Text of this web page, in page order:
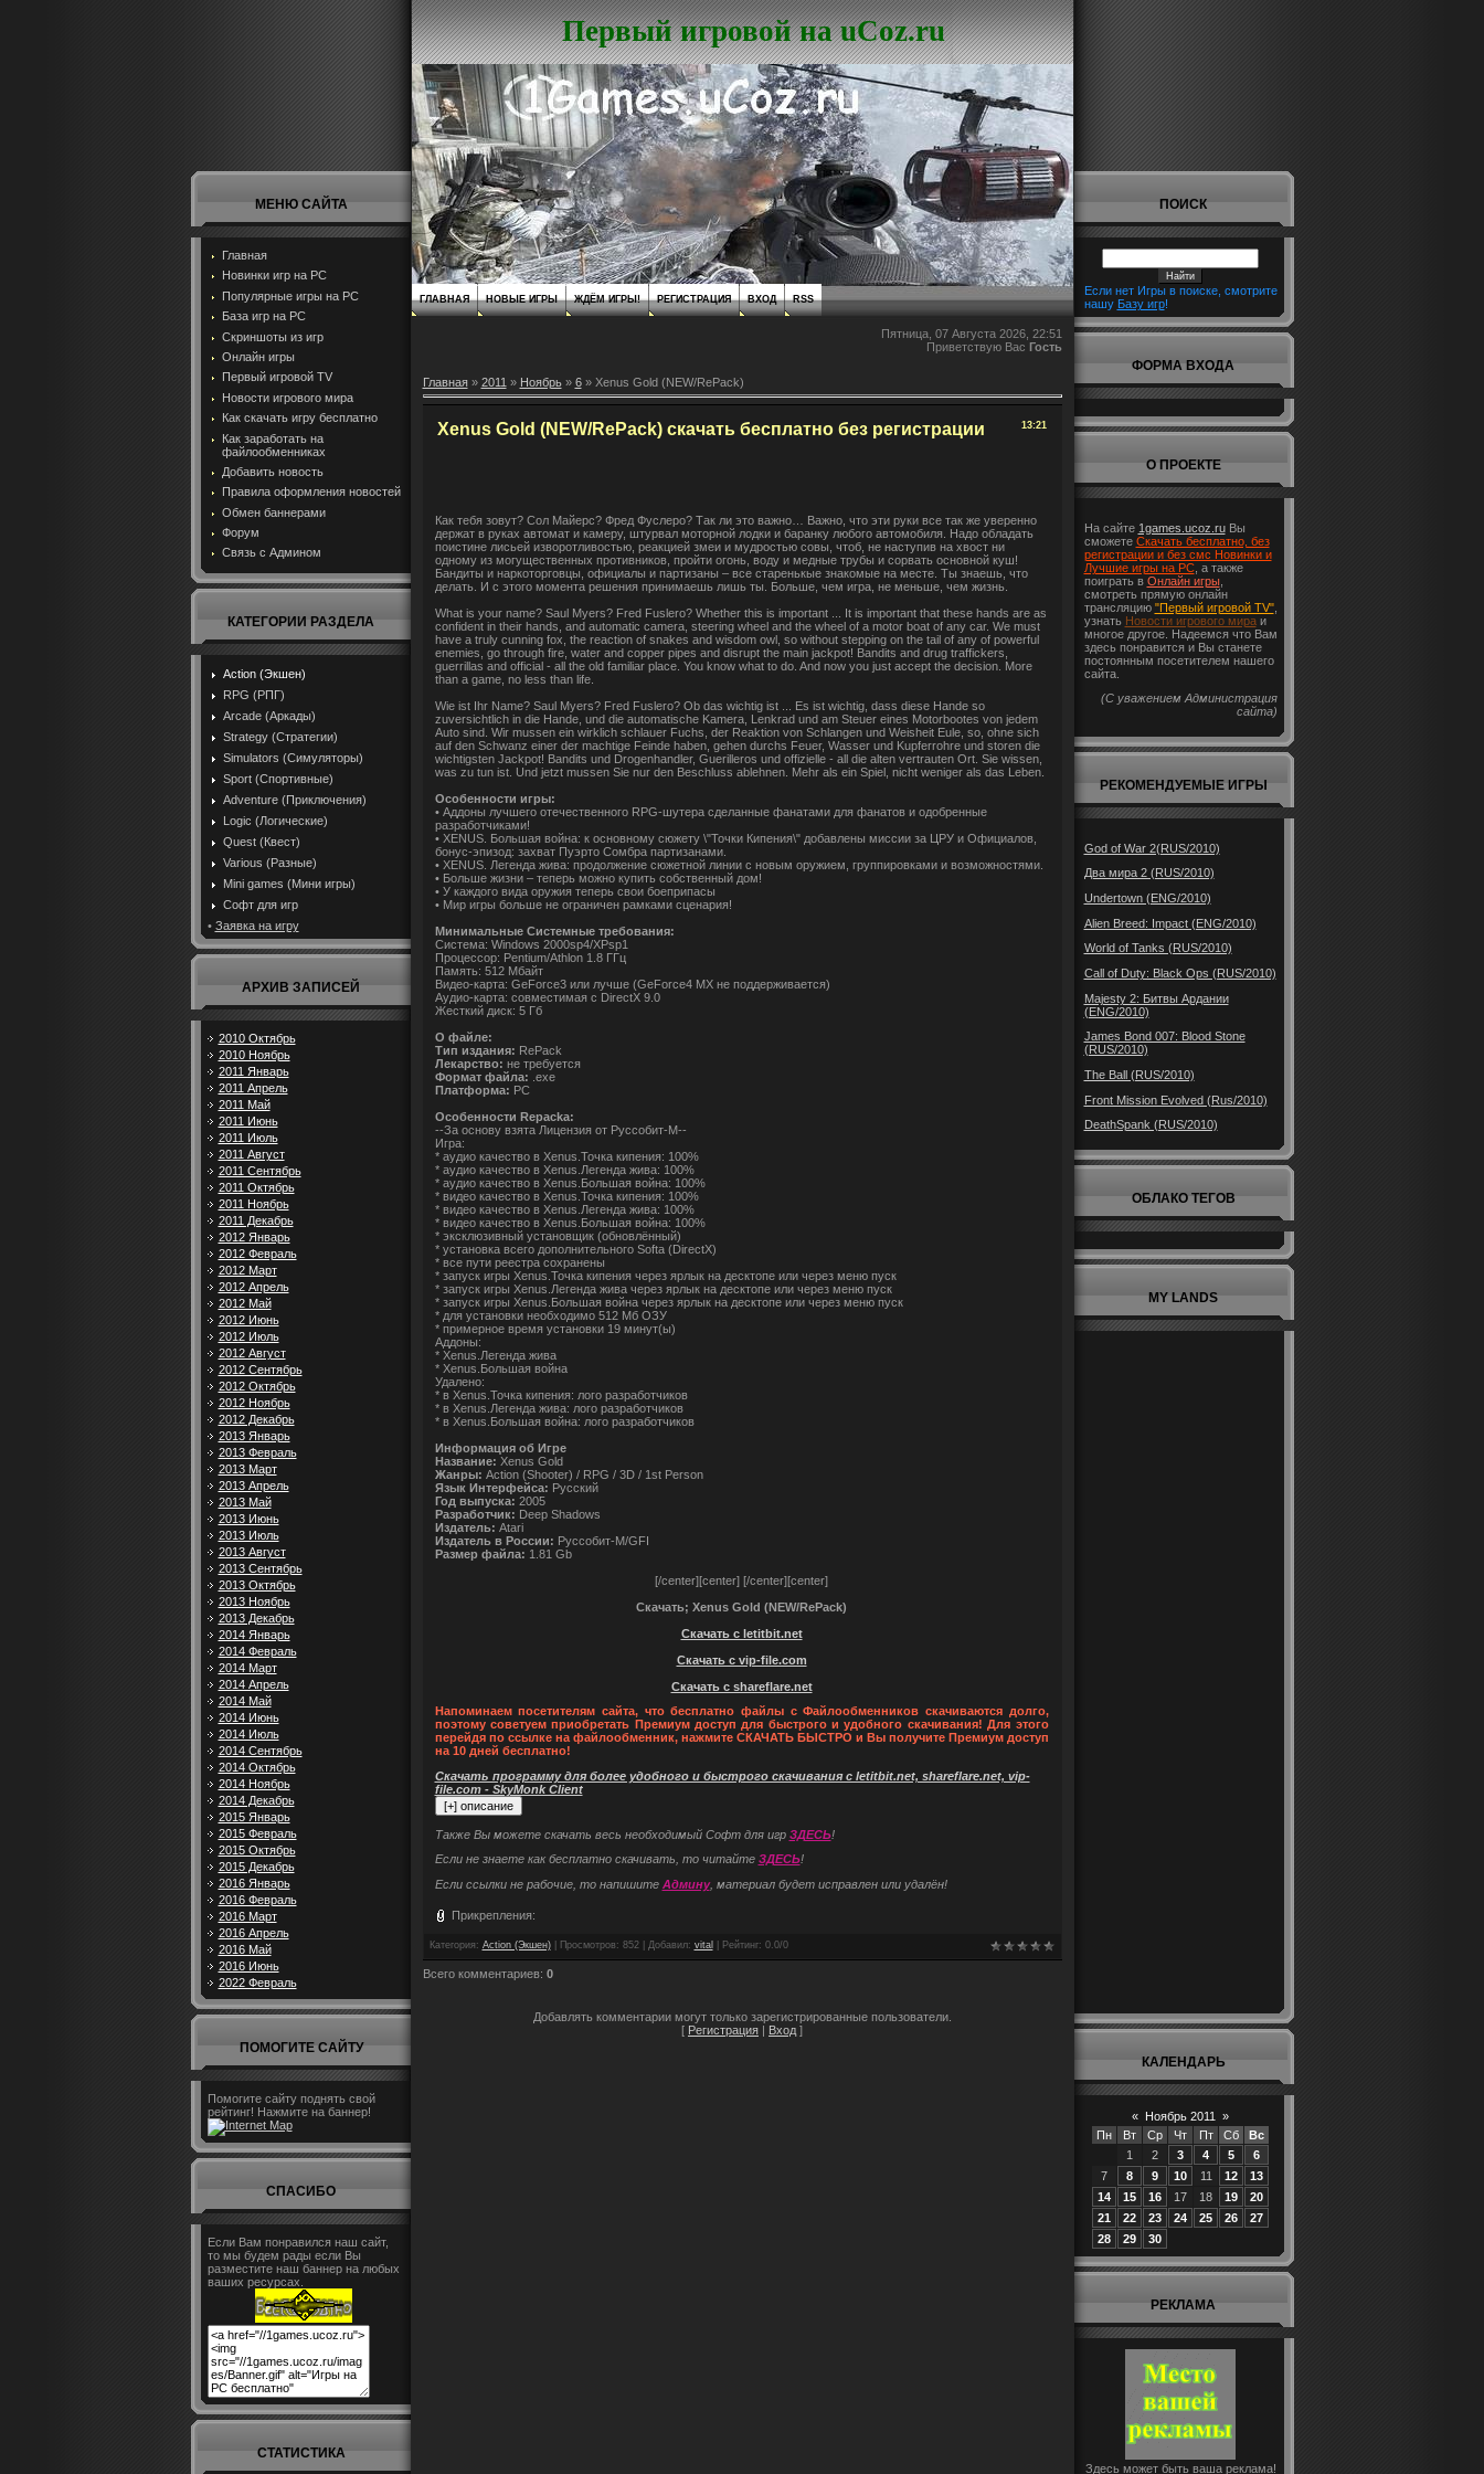
МЕНЮ САЙТА
Главная
Новинки игр на PC
Популярные игры на PC
База игр на РС
Скриншоты из игр
Онлайн игры
Первый игровой TV
Новости игрового мира
Как скачать игру бесплатно
Как заработать на
файлообменниках
Добавить новость
Правила оформления новостей
Обмен баннерами
Форум
Связь с Админом
КАТЕГОРИИ РАЗДЕЛА
Action (Экшен)
RPG (РПГ)
Arcade (Аркады)
Strategy (Стратегии)
Simulators (Симуляторы)
Sport (Спортивные)
Adventure (Приключения)
Logic (Логические)
Quest (Квест)
Various (Разные)
Mini games (Мини игры)
Софт для игр
• Заявка на игру
АРХИВ ЗАПИСЕЙ
2010 Октябрь
2010 Ноябрь
2011 Январь
2011 Апрель
2011 Май
2011 Июнь
2011 Июль
2011 Август
2011 Сентябрь
2011 Октябрь
2011 Ноябрь
2011 Декабрь
2012 Январь
2012 Февраль
2012 Март
2012 Апрель
2012 Май
2012 Июнь
2012 Июль
2012 Август
2012 Сентябрь
2012 Октябрь
2012 Ноябрь
2012 Декабрь
2013 Январь
2013 Февраль
2013 Март
2013 Апрель
2013 Май
2013 Июнь
2013 Июль
2013 Август
2013 Сентябрь
2013 Октябрь
2013 Ноябрь
2013 Декабрь
2014 Январь
2014 Февраль
2014 Март
2014 Апрель
2014 Май
2014 Июнь
2014 Июль
2014 Сентябрь
2014 Октябрь
2014 Ноябрь
2014 Декабрь
2015 Январь
2015 Февраль
2015 Октябрь
2015 Декабрь
2016 Январь
2016 Февраль
2016 Март
2016 Апрель
2016 Май
2016 Июнь
2022 Февраль
ПОМОГИТЕ САЙТУ
Помогите сайту поднять свой
рейтинг! Нажмите на баннер!
СПАСИБО
Если Вам понравился наш сайт,
то мы будем рады если Вы
разместите наш баннер на любых
ваших ресурсах.
СТАТИСТИКА
Первый игровой на uCoz.ru
ГЛАВНАЯ НОВЫЕ ИГРЫ ЖДЁМ ИГРЫ! РЕГИСТРАЦИЯ ВХОД RSS
Пятница, 07 Августа 2026, 22:51
Приветствую Вас Гость
Главная» 2011 » Ноябрь » 6» Xenus Gold (NEW/RePack)
13:21
Xenus Gold (NEW/RePack) скачать бесплатно без регистрации
Как тебя зовут? Сол Майерс? Фред Фуслеро? Так ли это важно… Важно, что эти руки все так же уверенно
держат в руках автомат и камеру, штурвал моторной лодки и баранку любого автомобиля. Надо обладать
поистине лисьей изворотливостью, реакцией змеи и мудростью совы, чтоб, не наступив на хвост ни
одному из могущественных противников, пройти огонь, воду и медные трубы и сорвать основной куш!
Бандиты и наркоторговцы, официалы и партизаны – все старенькые знакомые на месте. Ты знаешь, что
делать. И с этого момента решения принимаешь лишь ты. Больше, чем игра, не меньше, чем жизнь.
What is your name? Saul Myers? Fred Fuslero? Whether this is important ... It is important that these hands are as
confident in their hands, and automatic camera, steering wheel and the wheel of a motor boat of any car. We must
have a truly cunning fox, the reaction of snakes and wisdom owl, so without stepping on the tail of any of powerful
enemies, go through fire, water and copper pipes and disrupt the main jackpot! Bandits and drug traffickers,
guerrillas and official - all the old familiar place. You know what to do. And now you just accept the decision. More
than a game, no less than life.
Wie ist Ihr Name? Saul Myers? Fred Fuslero? Ob das wichtig ist ... Es ist wichtig, dass diese Hande so
zuversichtlich in die Hande, und die automatische Kamera, Lenkrad und am Steuer eines Motorbootes von jedem
Auto sind. Wir mussen ein wirklich schlauer Fuchs, der Reaktion von Schlangen und Weisheit Eule, so, ohne sich
auf den Schwanz einer der machtige Feinde haben, gehen durchs Feuer, Wasser und Kupferrohre und storen die
wichtigsten Jackpot! Bandits und Drogenhandler, Guerilleros und offizielle - all die alten vertrauten Ort. Sie wissen,
was zu tun ist. Und jetzt mussen Sie nur den Beschluss ablehnen. Mehr als ein Spiel, nicht weniger als das Leben.
Особенности игры:
• Аддоны лучшего отечественного RPG-шутера сделанные фанатами для фанатов и одобренные
разработчиками!
• XENUS. Большая война: к основному сюжету \"Точки Кипения\" добавлены миссии за ЦРУ и Официалов,
бонус-эпизод: захват Пуэрто Сомбра партизанами.
• XENUS. Легенда жива: продолжение сюжетной линии с новым оружием, группировками и возможностями.
• Больше жизни – теперь можно купить собственный дом!
• У каждого вида оружия теперь свои боеприпасы
• Мир игры больше не ограничен рамками сценария!
Минимальные Системные требования:
Система: Windows 2000sp4/XPsp1
Процессор: Pentium/Athlon 1.8 ГГц
Память: 512 Мбайт
Видео-карта: GeForce3 или лучше (GeForce4 MX не поддерживается)
Аудио-карта: совместимая с DirectX 9.0
Жесткий диск: 5 Гб
О файле:
Тип издания: RePack
Лекарство: не требуется
Формат файла: .exe
Платформа: PC
Особенности Repacka:
--За основу взята Лицензия от Руссобит-М--
Игра:
* аудио качество в Xenus.Точка кипения: 100%
* аудио качество в Xenus.Легенда жива: 100%
* аудио качество в Xenus.Большая война: 100%
* видео качество в Xenus.Точка кипения: 100%
* видео качество в Xenus.Легенда жива: 100%
* видео качество в Xenus.Большая война: 100%
* эксклюзивный установщик (обновлённый)
* установка всего дополнительного Softa (DirectX)
* все пути реестра сохранены
* запуск игры Xenus.Точка кипения через ярлык на десктопе или через меню пуск
* запуск игры Xenus.Легенда жива через ярлык на десктопе или через меню пуск
* запуск игры Xenus.Большая война через ярлык на десктопе или через меню пуск
* для установки необходимо 512 Мб ОЗУ
* примерное время установки 19 минут(ы)
Аддоны:
* Xenus.Легенда жива
* Xenus.Большая война
Удалено:
* в Xenus.Точка кипения: лого разработчиков
* в Xenus.Легенда жива: лого разработчиков
* в Xenus.Большая война: лого разработчиков
Информация об Игре
Название: Xenus Gold
Жанры: Action (Shooter) / RPG / 3D / 1st Person
Язык Интерфейса: Русский
Год выпуска: 2005
Разработчик: Deep Shadows
Издатель: Atari
Издатель в России: Руссобит-М/GFI
Размер файла: 1.81 Gb
[/center][center] [/center][center]
Скачать; Xenus Gold (NEW/RePack)
Скачать с letitbit.net
Скачать с vip-file.com
Скачать с shareflare.net
Напоминаем посетителям сайта, что бесплатно файлы с Файлообменников скачиваются долго,
поэтому советуем приобретать Премиум доступ для быстрого и удобного скачивания! Для этого
перейдя по ссылке на файлообменник, нажмите СКАЧАТЬ БЫСТРО и Вы получите Премиум доступ
на 10 дней бесплатно!
Скачать программу для более удобного и быстрого скачивания с letitbit.net, shareflare.net, vip-
file.com - SkyMonk Client
Также Вы можете скачать весь необходимый Софт для игр ЗДЕСЬ!
Если не знаете как бесплатно скачивать, то читайте ЗДЕСЬ!
Если ссылки не рабочие, то напишите Админу, материал будет исправлен или удалён!
Прикрепления:
Категория : Action (Экшен)| Просмотров: 852 | Добавил: vital Рейтинг: 0.0/0
Всего комментариев: 0
Добавлять комментарии могут только зарегистрированные пользователи.
[ Регистрация | Вход ]
ПОИСК
Если нет Игры в поиске, смотрите
нашу Базу игр!
ФОРМА ВХОДА
О ПРОЕКТЕ
На сайте 1games.ucoz.ruВы
сможете Скачать бесплатно, без
регистрации и без смс Новинки и
Лучшие игры на PC, а также
поиграть в Онлайн игры,
смотреть прямую онлайн
трансляцию "Первый игровой TV",
узнать Новости игрового мираи
многое другое. Надеемся что Вам
здесь понравится и Вы станете
постоянным посетителем нашего
сайта.
(С уважением Администрация
сайта)
РЕКОМЕНДУЕМЫЕ ИГРЫ
God of War 2(RUS/2010)
Два мира 2 (RUS/2010)
Undertown (ENG/2010)
Alien Breed: Impact (ENG/2010)
World of Tanks (RUS/2010)
Call of Duty: Black Ops (RUS/2010)
Majesty 2: Битвы Ардании
(ENG/2010)
James Bond 007: Blood Stone
(RUS/2010)
The Ball (RUS/2010)
Front Mission Evolved (Rus/2010)
DeathSpank (RUS/2010)
ОБЛАКО ТЕГОВ
MY LANDS
КАЛЕНДАРЬ
« Ноябрь 2011
»
Пн
Вт Ср Чт Пт Сб
Вс
1
2 3 4 5
6
7
8 9 10 11 12
13
14
15 16 17 18 19
20
21
22 23 24 25 26
27
28
29 30
РЕКЛАМА
Здесь может быть ваша реклама!